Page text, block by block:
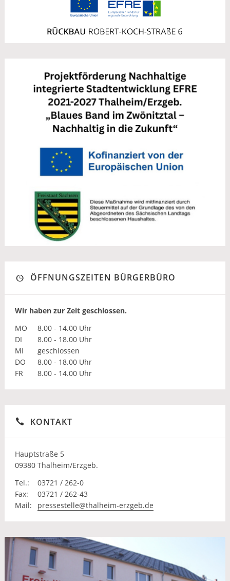
ÖFFNUNGSZEITEN BÜRGERBÜRO
Wir haben zur Zeit geschlossen.
MO
8.00 - 14.00 Uhr
DI
8.00 - 18.00 Uhr
MI
geschlossen
DO
8.00 - 18.00 Uhr
FR
8.00 - 14.00 Uhr
KONTAKT
Hauptstraße 5
09380 Thalheim/Erzgeb.
Tel.:
03721 / 262-0
Fax:
03721 / 262-43
Mail:
pressestelle@thalheim-erzgeb.de